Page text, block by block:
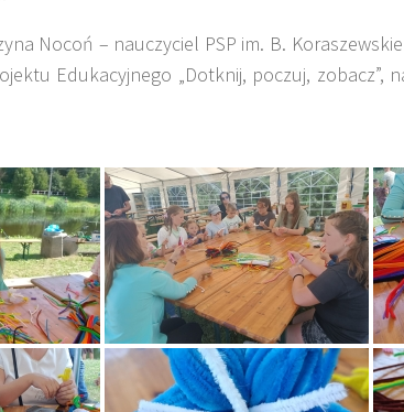
Nocoń – nauczyciel PSP im. B.
Edukacyjnego „Dotknij, poczuj, zobacz”,